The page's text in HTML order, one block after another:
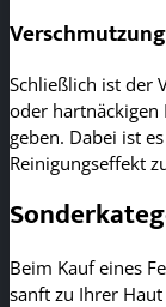
Schließlich ist der
oder hartnäckigen
geben. Dabei ist
Reinigungseffekt
Beim Kauf eines
sanft zu Ihrer